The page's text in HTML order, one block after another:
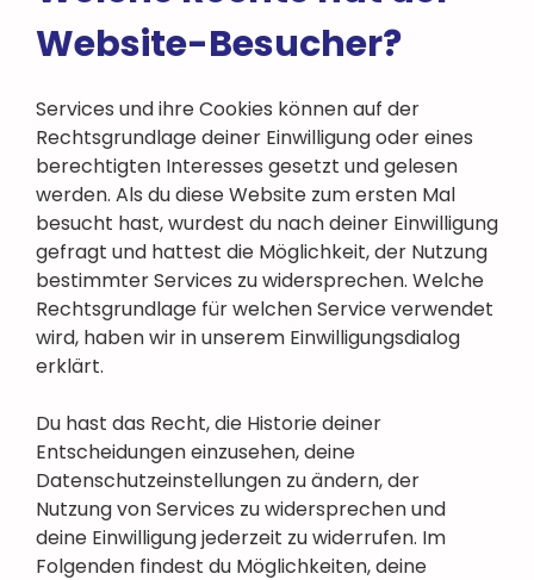
Website-Besucher?
Services und ihre Cookies können auf der
Rechtsgrundlage deiner Einwilligung oder eines
berechtigten Interesses gesetzt und gelesen
werden. Als du diese Website zum ersten Mal
besucht hast, wurdest du nach deiner Einwilligung
gefragt und hattest die Möglichkeit, der Nutzung
bestimmter Services zu widersprechen. Welche
Rechtsgrundlage für welchen Service verwendet
wird, haben wir in unserem Einwilligungsdialog
erklärt.
Du hast das Recht, die Historie deiner
Entscheidungen einzusehen, deine
Datenschutzeinstellungen zu ändern, der
Nutzung von Services zu widersprechen und
deine Einwilligung jederzeit zu widerrufen. Im
Folgenden findest du Möglichkeiten, deine